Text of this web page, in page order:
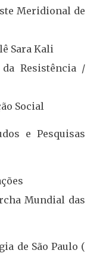
Meridional de
Sara Kali
Resistência /
Social
e Pesquisas
Mundial das
de São Paulo (